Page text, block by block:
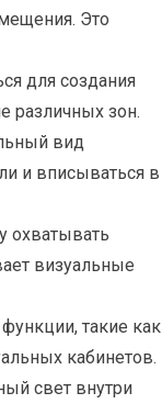
Это
для создания
различных зон.
вид
и вписываться в
охватывать
визуальные
такие как
кабинетов.
свет внутри